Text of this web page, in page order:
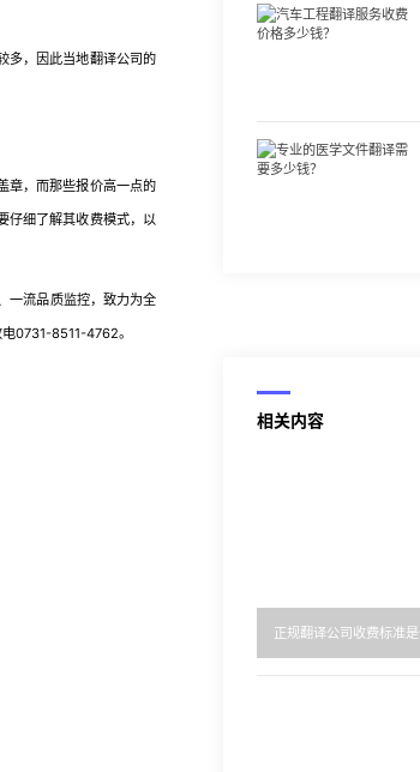
多，因此当地翻译公司的
章，而那些报价高一点的
仔细了解其收费模式，以
一流品质监控，致力为全
0731-8511-4762。
相关内容